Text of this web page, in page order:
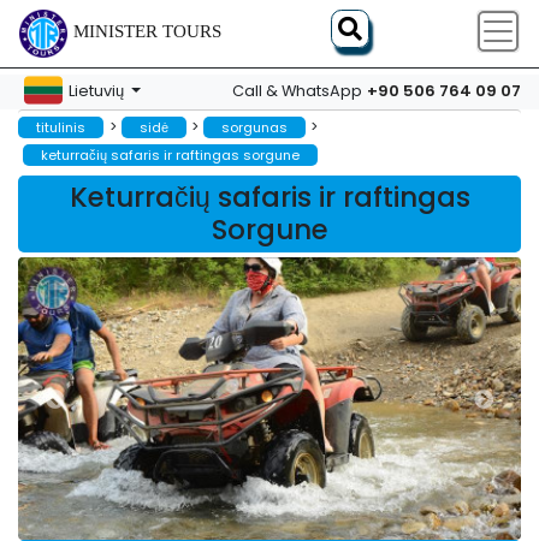
MINISTER TOURS
Lietuvių Call & WhatsApp +90 506 764 09 07
titulinis > sidė > sorgunas >
keturračių safaris ir raftingas sorgune
Keturračių safaris ir raftingas
Sorgune